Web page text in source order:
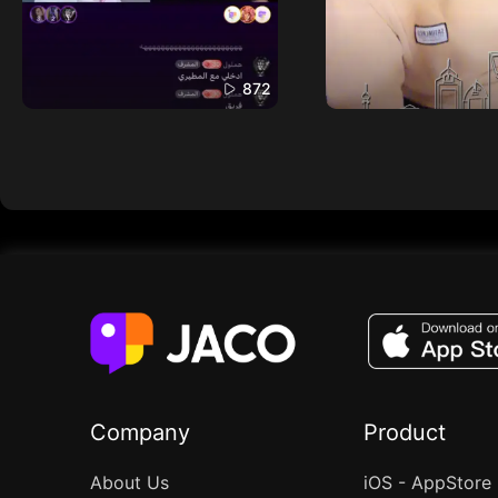
872
Company
About Us
Product
iOS - AppStore